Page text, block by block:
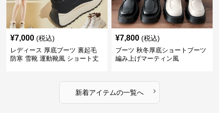
¥7,000 (税込)
レディース 厚底ブーツ 裏起毛
防寒 雪靴 運動靴風 ショート丈
¥7,800 (税込)
ブーツ 秋冬厚底ショートブーツ
編み上げマーティン風
新着アイテムの一覧へ ›